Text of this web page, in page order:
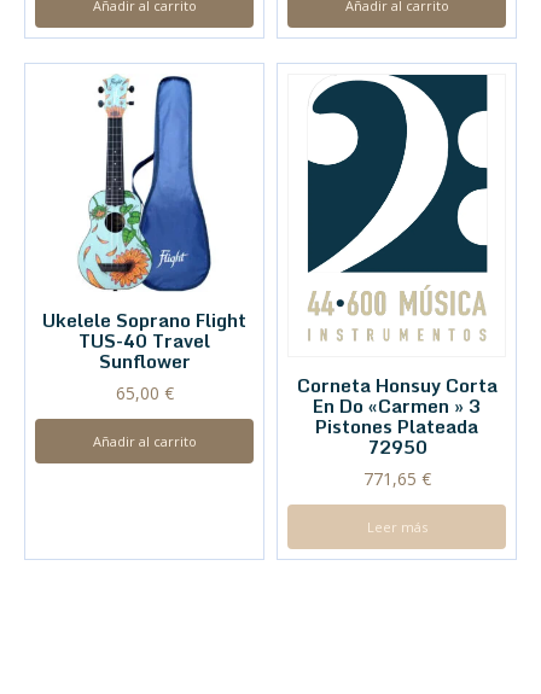
Añadir al carrito Añadir al carrito
Ukelele Soprano Flight
TUS-40 Travel
Sunflower
65,00 €
Añadir al carrito
Corneta Honsuy Corta
En Do «Carmen » 3
Pistones Plateada
72950
771,65 €
Leer más